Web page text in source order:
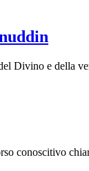
Divino e della
conoscitivo